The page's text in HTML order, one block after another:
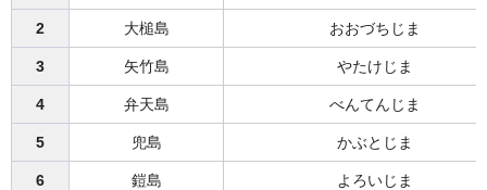
2 大槌島 おおづちじま
3 矢竹島 やたけじま
4 弁天島 べんてんじま
5 兜島 かぶとじま
6 鎧島 よろいじま